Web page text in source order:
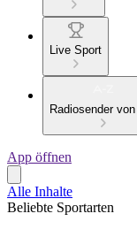
Live Sport
Radiosender
App öffnen
Alle Inhalte
Beliebte Sportarten